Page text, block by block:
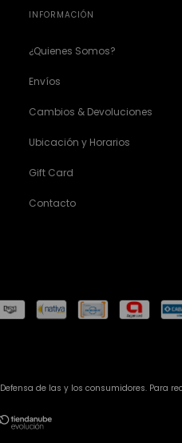
INFORMACIÓN
¿Quienes Somos?
Envíos
Cambios & Devoluciones
Ubicación y Horarios
Gift Card
Contacto
Defensa de las y los consumidores. Para